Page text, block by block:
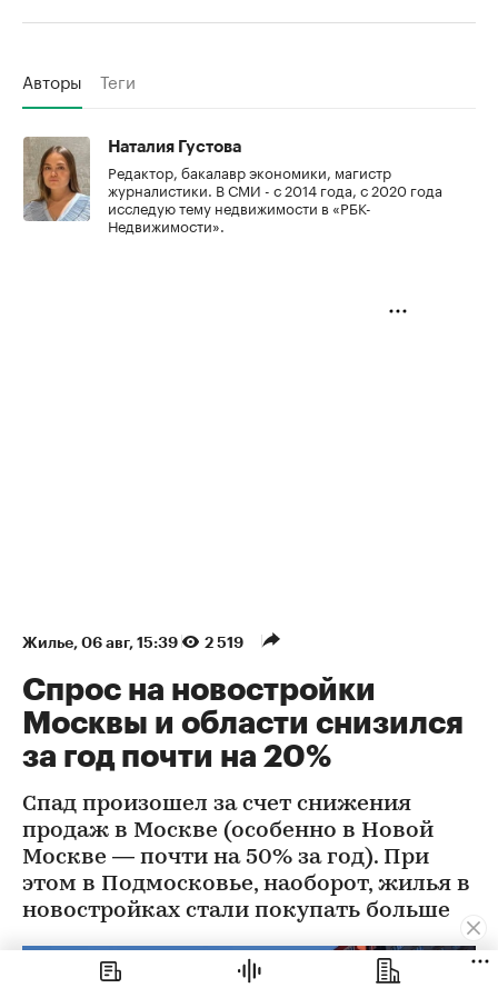
Авторы Теги
Наталия Густова
Редактор, бакалавр экономики, магистр
журналистики. В СМИ - с 2014 года, с 2020 года
исследую тему недвижимости в «РБК-
Недвижимости».
Жилье 06 авг, 15:39 2 519
Спрос на новостройки
Москвы и области снизился
за год почти на 20%
Спад произошел за счет снижения
продаж в Москве (особенно в Новой
Москве — почти на 50% за год). При
этом в Подмосковье, наоборот, жилья в
новостройках стали покупать больше